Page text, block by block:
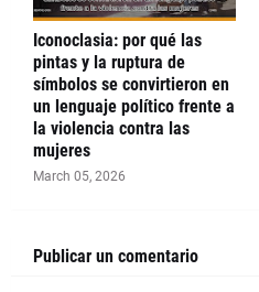
Iconoclasia: por qué las
pintas y la ruptura de
símbolos se convirtieron en
un lenguaje político frente a
la violencia contra las
mujeres
March 05, 2026
Publicar un comentario